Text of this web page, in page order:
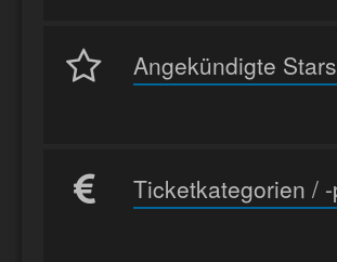
Angekündigte Stars
Ticketkategorien /